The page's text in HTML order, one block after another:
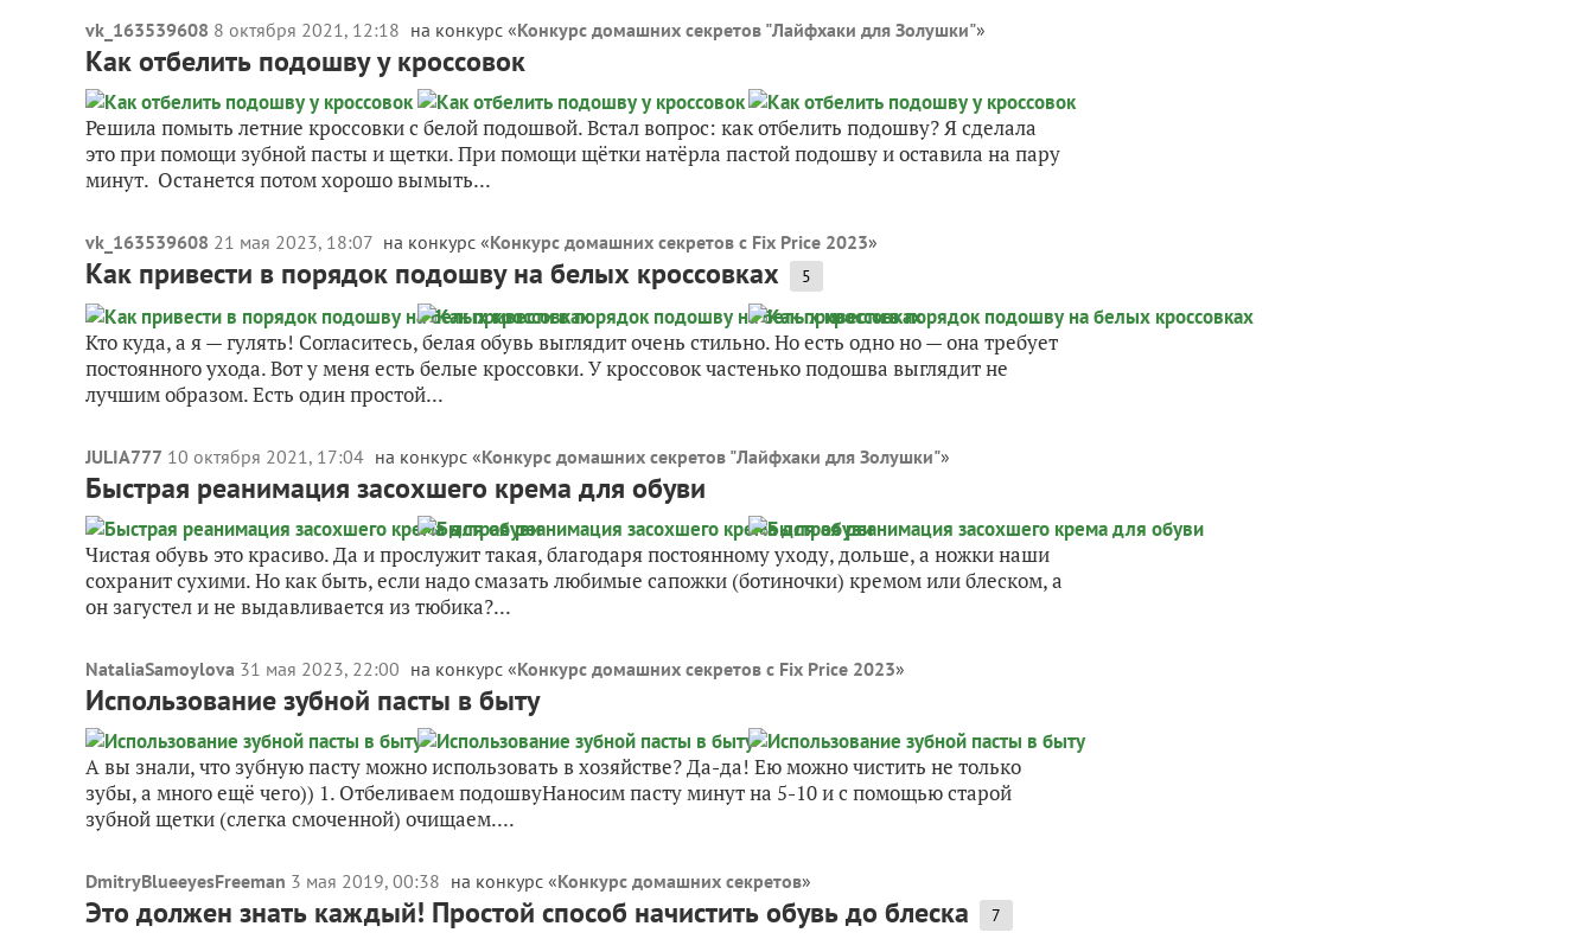
vk_163539608 8 октября 2021, 12:18 на конкурс «Конкурс домашних секретов "Лайфхаки для Золушки"»
Как отбелить подошву у кроссовок
Решила помыть летние кроссовки с белой подошвой. Встал вопрос: как отбелить подошву? Я сделала
это при помощи зубной пасты и щетки. При помощи щётки натёрла пастой подошву и оставила на пару
минут. Останется потом хорошо вымыть...
vk_163539608 21 мая 2023, 18:07 на конкурс «Конкурс домашних секретов с Fix Price 2023»
Как привести в порядок подошву на белых кроссовках 5
Кто куда, а я — гулять! Согласитесь, белая обувь выглядит очень стильно. Но есть одно но — она требует
постоянного ухода. Вот у меня есть белые кроссовки. У кроссовок частенько подошва выглядит не
лучшим образом. Есть один простой...
JULIA777 10 октября 2021, 17:04 на конкурс «Конкурс домашних секретов "Лайфхаки для Золушки"»
Быстрая реанимация засохшего крема для обуви
Чистая обувь это красиво. Да и прослужит такая, благодаря постоянному уходу, дольше, а ножки наши
сохранит сухими. Но как быть, если надо смазать любимые сапожки (ботиночки) кремом или блеском, а
он загустел и не выдавливается из тюбика?...
NataliaSamoylova 31 мая 2023, 22:00 на конкурс «Конкурс домашних секретов с Fix Price 2023»
Использование зубной пасты в быту
А вы знали, что зубную пасту можно использовать в хозяйстве? Да-да! Ею можно чистить не только
зубы, а много ещё чего)) 1. Отбеливаем подошвуНаносим пасту минут на 5-10 и с помощью старой
зубной щетки (слегка смоченной) очищаем....
DmitryBlueeyesFreeman 3 мая 2019, 00:38 на конкурс «Конкурс домашних секретов»
Это должен знать каждый! Простой способ начистить обувь до блеска 7